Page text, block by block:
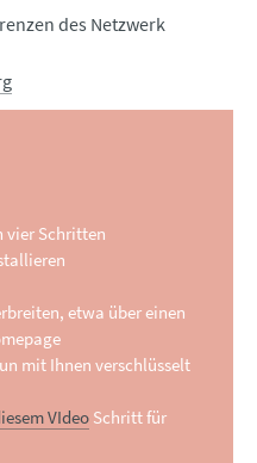
des Netzwerk
vier Schritten
etwa über einen
mit Ihnen verschlüsselt
VIdeo Schritt für